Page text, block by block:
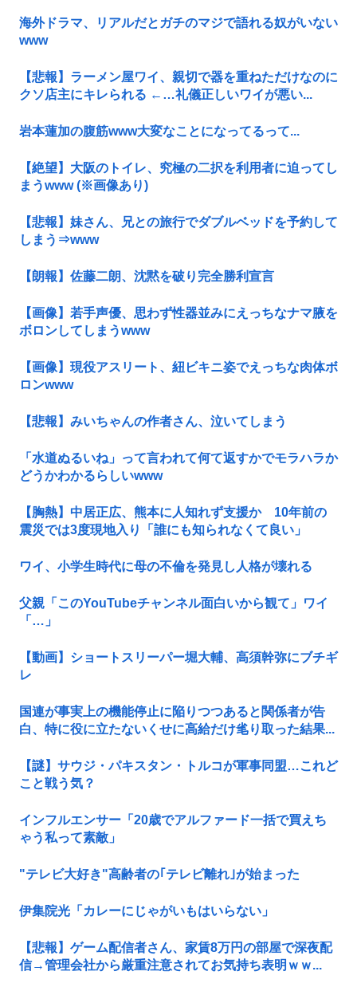
海外ドラマ、リアルだとガチのマジで語れる奴がいない
www
【悲報】ラーメン屋ワイ、親切で器を重ねただけなのに
クソ店主にキレられる ←…礼儀正しいワイが悪い...
岩本蓮加の腹筋www大変なことになってるって...
【絶望】大阪のトイレ、究極の二択を利用者に迫ってし
まうwww (※画像あり)
【悲報】妹さん、兄との旅行でダブルベッドを予約して
しまう⇒www
【朗報】佐藤二朗、沈黙を破り完全勝利宣言
【画像】若手声優、思わず性器並みにえっちなナマ腋を
ボロンしてしまうwww
【画像】現役アスリート、紐ビキニ姿でえっちな肉体ボ
ロンwww
【悲報】みいちゃんの作者さん、泣いてしまう
「水道ぬるいね」って言われて何て返すかでモラハラか
どうかわかるらしいwww
【胸熱】中居正広、熊本に人知れず支援か 10年前の
震災では3度現地入り「誰にも知られなくて良い」
ワイ、小学生時代に母の不倫を発見し人格が壊れる
父親「このYouTubeチャンネル面白いから観て」ワイ
「…」
【動画】ショートスリーパー堀大輔、高須幹弥にブチギ
レ
国連が事実上の機能停止に陥りつつあると関係者が告
白、特に役に立たないくせに高給だけ毟り取った結果...
【謎】サウジ・パキスタン・トルコが軍事同盟…これど
こと戦う気？
インフルエンサー「20歳でアルファード一括で買えち
ゃう私って素敵」
"テレビ大好き"高齢者の｢テレビ離れ｣が始まった
伊集院光「カレーにじゃがいもはいらない」
【悲報】ゲーム配信者さん、家賃8万円の部屋で深夜配
信→管理会社から厳重注意されてお気持ち表明ｗｗ...